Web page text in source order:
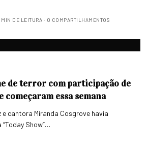
MIN DE LEITURA 0 COMPARTILHAMENTOS
de terror com participação de
essa semana
cantora Miranda Cosgrove havia
Show”…